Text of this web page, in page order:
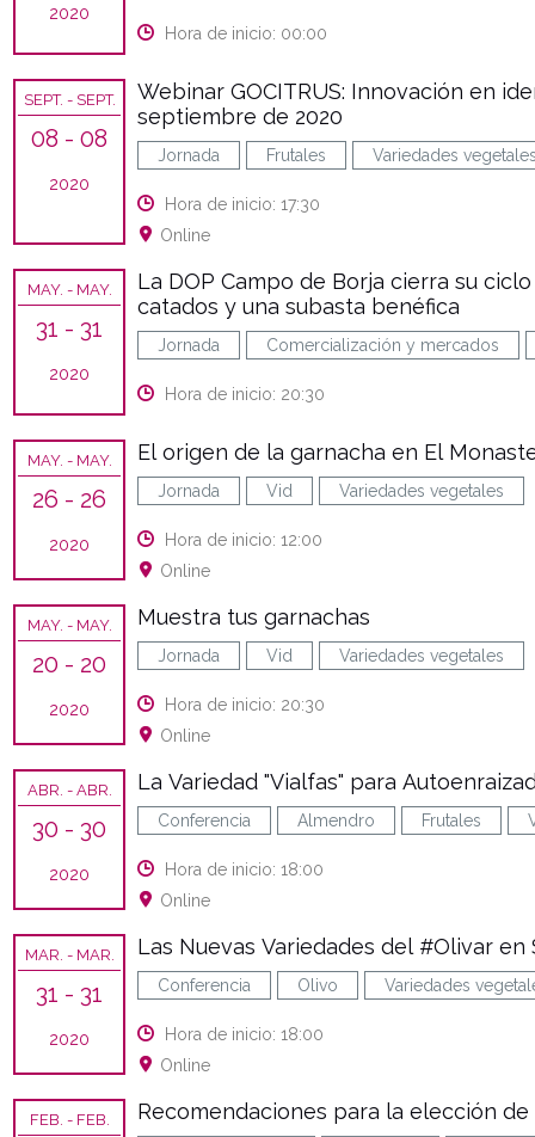
2020
Hora de inicio: 00:00
SEPT. - SEPT.
08 - 08
2020
Webinar GOCITRUS: Innovación en
septiembre de 2020
Jornada Frutales Variedades
Hora de inicio: 17:30
Online
MAY. - MAY.
31 - 31
2020
La DOP Campo de Borja cierra su
catados y una subasta benéfica
Jornada Comercialización y mercados
Hora de inicio: 20:30
MAY. - MAY.
26 - 26
2020
El origen de la garnacha en El
Jornada Vid Variedades vegetales
Hora de inicio: 12:00
Online
MAY. - MAY.
20 - 20
2020
Muestra tus garnachas
Jornada Vid Variedades vegetales
Hora de inicio: 20:30
Online
ABR. - ABR.
30 - 30
2020
La Variedad "Vialfas" para
Conferencia Almendro Frutales
Hora de inicio: 18:00
Online
MAR. - MAR.
31 - 31
2020
Las Nuevas Variedades del #Olivar en
Conferencia Olivo Variedades
Hora de inicio: 18:00
Online
FEB. - FEB. Recomendaciones para la elección